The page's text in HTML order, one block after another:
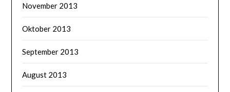
November 2013
Oktober 2013
September 2013
August 2013